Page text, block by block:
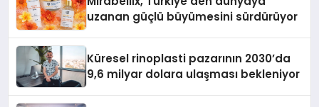
uzanan güçlü büyümesini sürdürüyor
Küresel rinoplasti pazarının 2030’da
9,6 milyar dolara ulaşması bekleniyor